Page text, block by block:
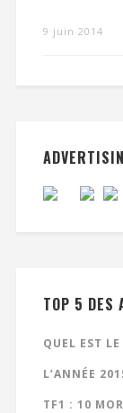
9 juin 2014
TOP 5 DES
QUEL EST
L’ANNÉE
TF1 : 10